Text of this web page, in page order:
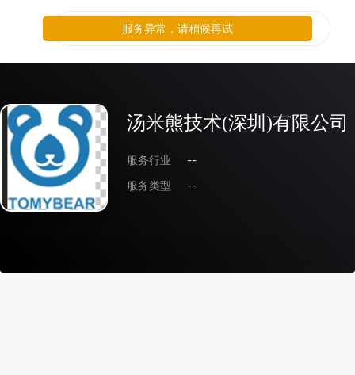
汤米熊技术(深圳)有限公司
服务行业
--
服务类型
--
服务异常，请稍候再试